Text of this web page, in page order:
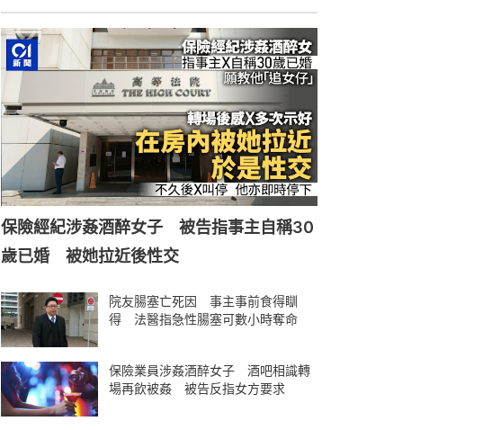
保險經紀涉姦酒醉女子 被告指事主自稱30
歲已婚 被她拉近後性交
院友腸塞亡死因 事主事前食得瞓
得 法醫指急性腸塞可數小時奪命
保險業員涉姦酒醉女子 酒吧相識轉
場再飲被姦 被告反指女方要求